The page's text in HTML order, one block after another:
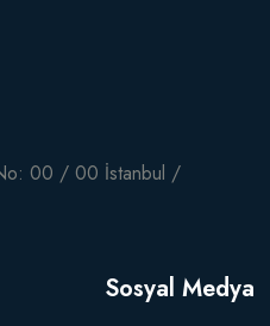
00 / 00 İstanbul /
Sosyal Medya